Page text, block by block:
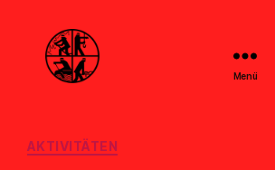
Menü
Kategorien
AKTIVITÄTEN